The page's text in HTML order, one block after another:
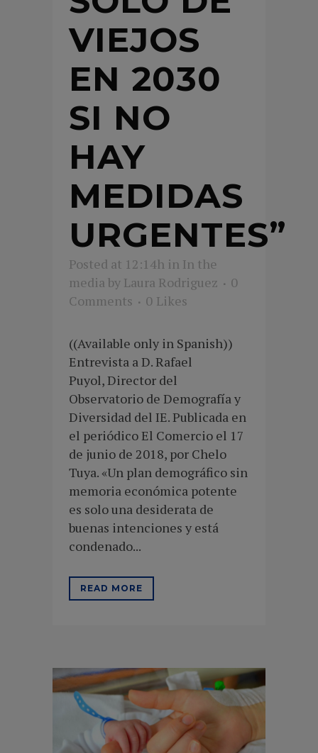
VIEJOS
EN 2030
SI NO
HAY
MEDIDAS
URGENTES”
Posted at 12:14h in In the
media by Laura Rodriguez
0
Comments
0 Likes
((Available only in Spanish))
Entrevista a D. Rafael
Puyol, Director del
Observatorio de Demografía y
Diversidad del IE. Publicada en
el periódico El Comercio el 17
de junio de 2018, por Chelo
Tuya. «Un plan demográfico sin
memoria económica potente
es solo una desiderata de
buenas intenciones y está
condenado...
READ MORE